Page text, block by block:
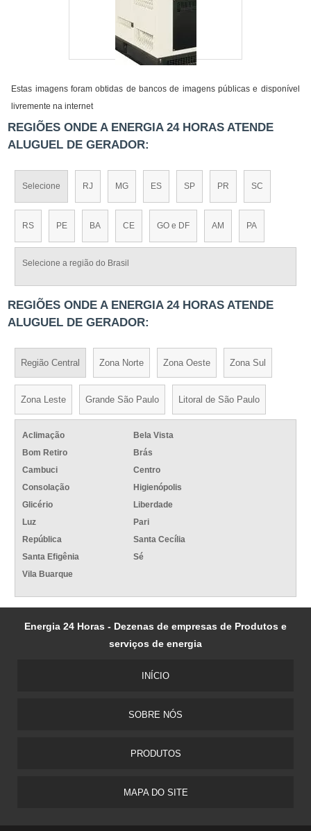
Estas imagens foram obtidas de bancos de imagens públicas e disponível
livremente na internet
REGIÕES ONDE A ENERGIA 24 HORAS ATENDE
ALUGUEL DE GERADOR:
Selecione RJ MG ES SP PR SC
RS PE BA CE GO e DF AM PA
Selecione a região do Brasil
REGIÕES ONDE A ENERGIA 24 HORAS ATENDE
ALUGUEL DE GERADOR:
Região Central Zona Norte Zona Oeste Zona Sul
Zona Leste Grande São Paulo Litoral de São Paulo
Aclimação
Bela Vista
Bom Retiro
Brás
Cambuci
Centro
Consolação
Higienópolis
Glicério
Liberdade
Luz
Pari
República
Santa Cecília
Santa Efigênia
Sé
Vila Buarque
Energia 24 Horas - Dezenas de empresas de Produtos e
serviços de energia
INÍCIO
SOBRE NÓS
PRODUTOS
MAPA DO SITE